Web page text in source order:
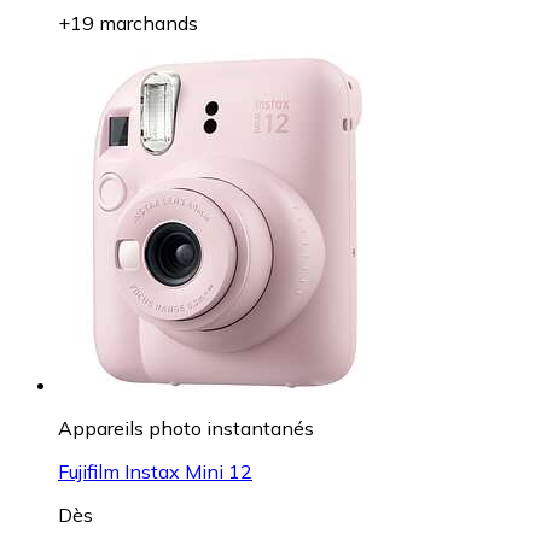
+19 marchands
Appareils photo instantanés
Fujifilm Instax Mini 12
Dès